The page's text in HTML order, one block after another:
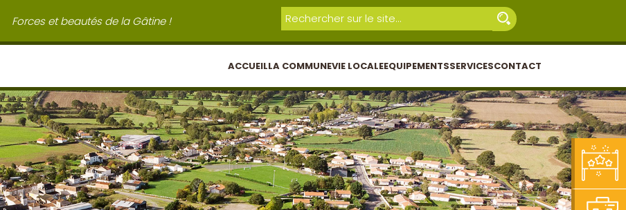
Forces et beautés de la Gâtine !
ACCUEILLA COMMUNEVIE LOCALEEQUIPEMENTSSERVICESCONTACT